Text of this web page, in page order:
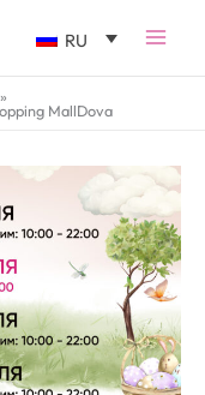
RU
MallDova